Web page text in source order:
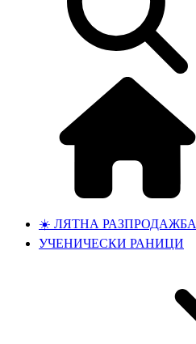
☀️ ЛЯТНА РАЗПРОДАЖБА
УЧЕНИЧЕСКИ РАНИЦИ